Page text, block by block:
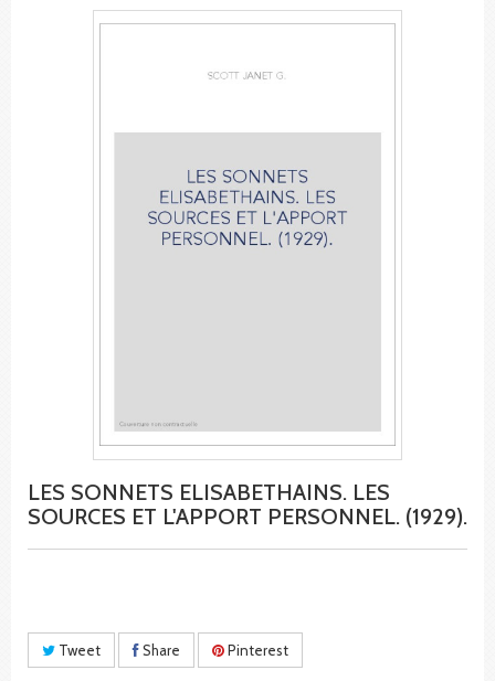
LES SONNETS ELISABETHAINS. LES
SOURCES ET L'APPORT PERSONNEL. (1929).
Tweet Share Pinterest